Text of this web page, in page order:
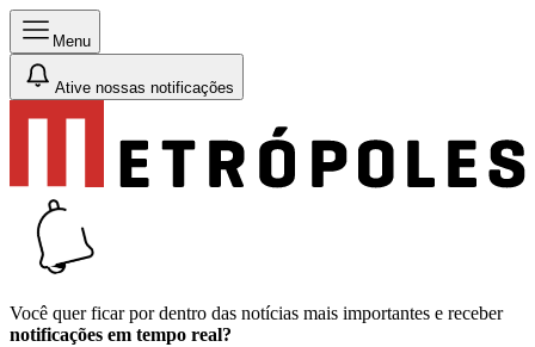
Menu
Ative nossas notificações
Você quer ficar por dentro das notícias mais importantes e receber
notificações em tempo real?